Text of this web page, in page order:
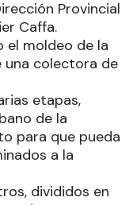
Provincial
Caffa.
el moldeo de la
una colectora de
etapas,
de la
para que pueda
a la
divididos en